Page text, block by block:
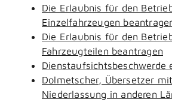
Die Erlaubnis für den
Einzelfahrzeugen
Die Erlaubnis für den
Fahrzeugteilen beantragen
Dienstaufsichtsbeschwerde
Dolmetscher, Übersetzer
Niederlassung in anderen